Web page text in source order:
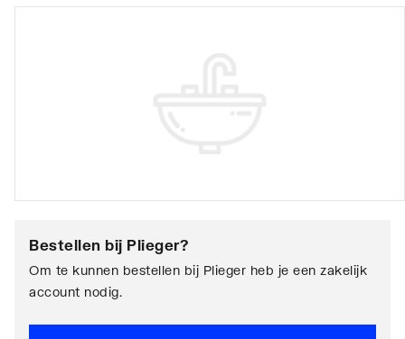
Bestellen bij Plieger?
Om te kunnen bestellen bij Plieger heb je een zakelijk
account nodig.